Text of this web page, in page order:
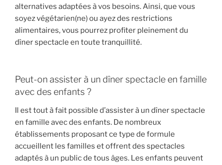
alternatives adaptées à vos besoins. Ainsi, que vous
soyez végétarien(ne) ou ayez des restrictions
alimentaires, vous pourrez profiter pleinement du
dîner spectacle en toute tranquillité.
Peut-on assister à un dîner spectacle en famille
avec des enfants ?
Il est tout à fait possible d’assister à un dîner spectacle
en famille avec des enfants. De nombreux
établissements proposant ce type de formule
accueillent les familles et offrent des spectacles
adaptés à un public de tous âges. Les enfants peuvent